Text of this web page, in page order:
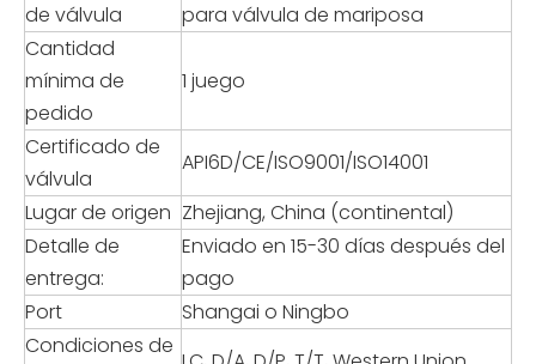
de válvula
para válvula de mariposa
Cantidad
mínima de
pedido
1 juego
Certificado de
válvula
API6D/CE/ISO9001/ISO14001
Lugar de origen Zhejiang, China (continental)
Detalle de
entrega:
Enviado en 15-30 días después del
pago
Port
Shangai o Ningbo
Condiciones de